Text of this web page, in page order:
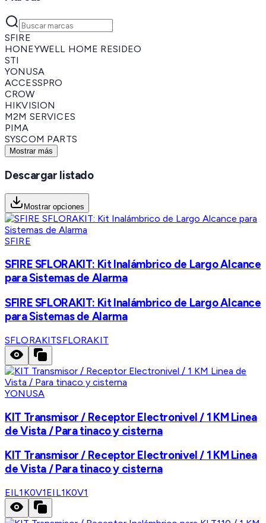
SFIRE
HONEYWELL HOME RESIDEO
STI
YONUSA
ACCESSPRO
CROW
HIKVISION
M2M SERVICES
PIMA
SYSCOM PARTS
Mostrar más
Descargar listado
Mostrar opciones
SFIRE
SFIRE SFLORAKIT: Kit Inalámbrico de Largo Alcance
para Sistemas de Alarma
SFIRE SFLORAKIT: Kit Inalámbrico de Largo Alcance
para Sistemas de Alarma
SFLORAKITSFLORAKIT
YONUSA
KIT Transmisor / Receptor Electronivel / 1 KM Linea
de Vista / Para tinaco y cisterna
KIT Transmisor / Receptor Electronivel / 1 KM Linea
de Vista / Para tinaco y cisterna
EIL1K0V1EIL1K0V1